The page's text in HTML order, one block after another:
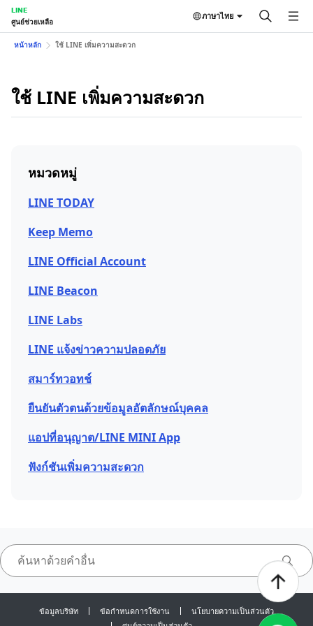
LINE
ศูนย์ช่วยเหลือ
ภาษาไทย
หน้าหลัก ใช้ LINE เพิ่มความสะดวก
ใช้ LINE เพิ่มความสะดวก
หมวดหมู่
LINE TODAY
Keep Memo
LINE Official Account
LINE Beacon
LINE Labs
LINE แจ้งข่าวความปลอดภัย
สมาร์ทวอทช์
ยืนยันตัวตนด้วยข้อมูลอัตลักษณ์บุคคล
แอปที่อนุญาต/LINE MINI App
ฟังก์ชันเพิ่มความสะดวก
ข้อมูลบริษัท ข้อกำหนดการใช้งาน
นโยบายความเป็นส่วนตัว